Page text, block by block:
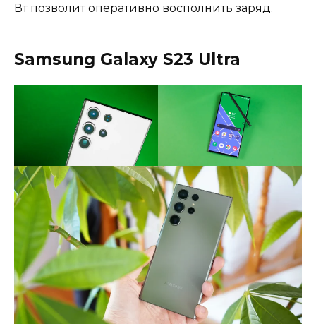
Вт позволит оперативно восполнить заряд.
Samsung Galaxy S23 Ultra